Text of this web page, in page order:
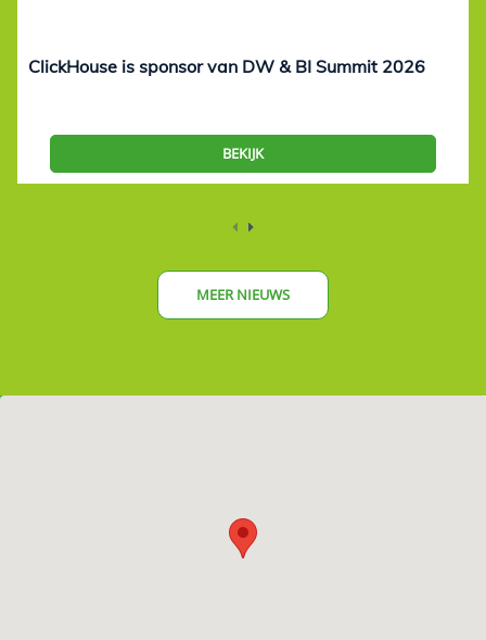
ClickHouse is sponsor van DW & BI Summit 2026
BEKIJK
MEER NIEUWS